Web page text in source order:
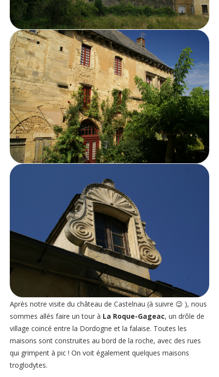
Après notre visite du château de Castelnau (à suivre 😉 ), nous
sommes allés faire un tour à La Roque-Gageac, un drôle de
village coincé entre la Dordogne et la falaise. Toutes les
maisons sont construites au bord de la roche, avec des rues
qui grimpent à pic ! On voit également quelques maisons
troglodytes.